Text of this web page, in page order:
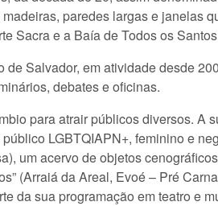
paredes largas e janelas
Sacra e a Baía de Todos os
Salvador, em atividade desde
debates e oficinas.
para atrair públicos diversos. A
LGBTQIAPN+, feminino e
um acervo de objetos
(Arraiá da Areal, Evoé – Pré
da sua programação em teatro e